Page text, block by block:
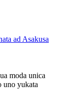
ad Asakusa
moda unica
uno yukata